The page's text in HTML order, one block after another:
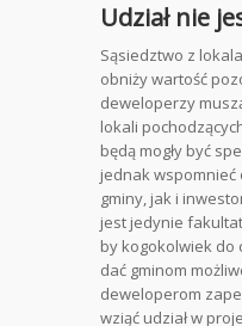
Udział nie
Sąsiedztwo z
obniży wartość
deweloperzy
lokali
będą mogły być
jednak wspomnieć
gminy, jak i
jest jedynie
by kogokolwiek do
dać gminom
deweloperom
wziąć udział w